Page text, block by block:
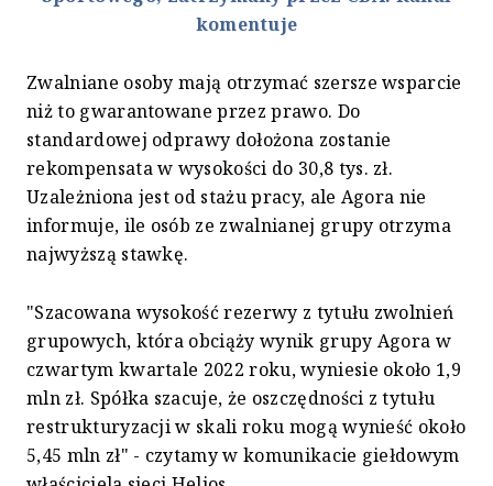
komentuje
Zwalniane osoby mają otrzymać szersze wsparcie
niż to gwarantowane przez prawo. Do
standardowej odprawy dołożona zostanie
rekompensata w wysokości do 30,8 tys. zł.
Uzależniona jest od stażu pracy, ale Agora nie
informuje, ile osób ze zwalnianej grupy otrzyma
najwyższą stawkę.
"Szacowana wysokość rezerwy z tytułu zwolnień
grupowych, która obciąży wynik grupy Agora w
czwartym kwartale 2022 roku, wyniesie około 1,9
mln zł. Spółka szacuje, że oszczędności z tytułu
restrukturyzacji w skali roku mogą wynieść około
5,45 mln zł" - czytamy w komunikacie giełdowym